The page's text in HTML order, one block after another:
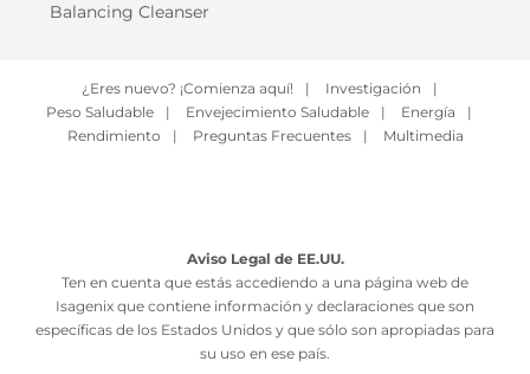
Balancing Cleanser
¿Eres nuevo? ¡Comienza aquí! | Investigación
|
Peso Saludable
| Envejecimiento Saludable | Energía
|
Rendimiento
| Preguntas Frecuentes | Multimedia
Aviso Legal de EE.UU.
Ten en cuenta que estás accediendo a una página web de
Isagenix que contiene información y declaraciones que son
específicas de los Estados Unidos y que sólo son apropiadas para
su uso en ese país.